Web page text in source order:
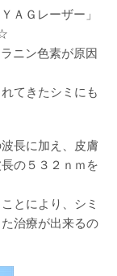
ＡＧレーザー」
ニン色素が原因
てきたシミにも
長に加え、皮膚
の５３２ｎｍを
とにより、シミ
治療が出来るの